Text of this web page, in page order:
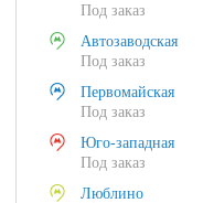
Под заказ
Автозаводская
Под заказ
Первомайская
Под заказ
Юго-западная
Под заказ
Люблино